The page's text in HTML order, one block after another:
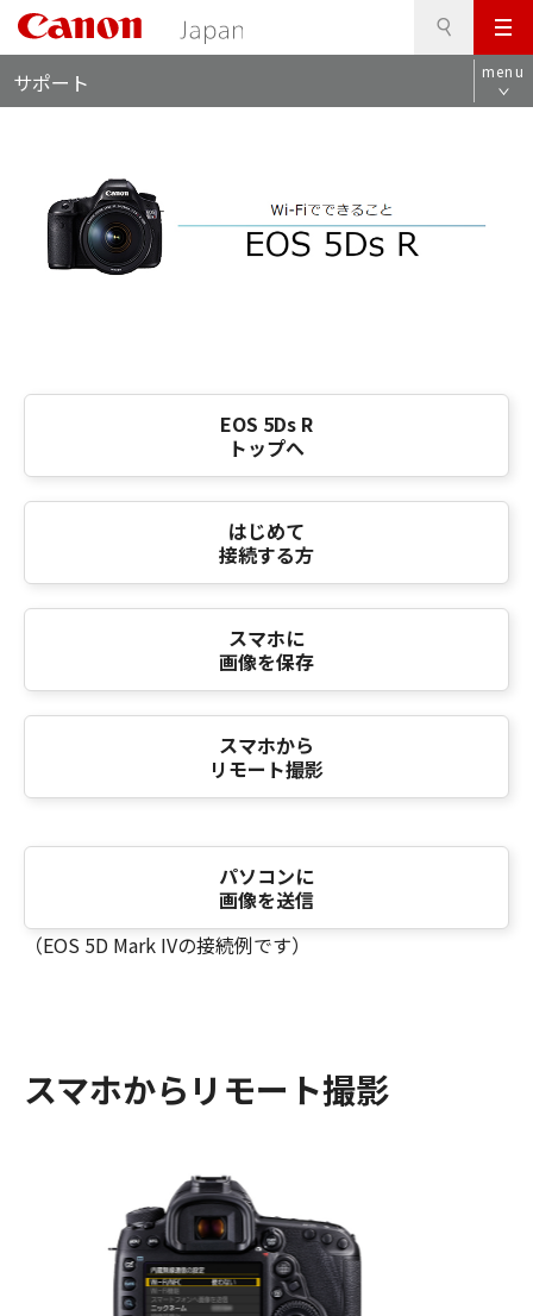
メ
ニ
ュ
サポート menu
EOS 5Ds R
トップへ
はじめて
接続する方
スマホに
画像を保存
スマホから
リモート撮影
パソコンに
画像を送信
（EOS 5D Mark IVの接続例です）
スマホからリモート撮影